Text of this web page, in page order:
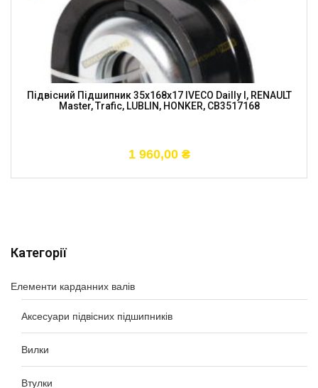
Категорії
Елементи карданних валів
Аксесуари підвісних підшипників
Вилки
Втулки
Підвісний Підшипник 35x168x17 IVECO Dailly I, RENAULT
Master, Trafic, LUBLIN, HONKER, CB3517168
1 960,00 ₴